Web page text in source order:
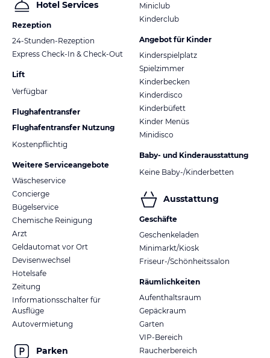
Hotel Services
Rezeption
24-Stunden-Rezeption
Express Check-In & Check-Out
Lift
Verfügbar
Flughafentransfer
Flughafentransfer Nutzung
Kostenpflichtig
Weitere Serviceangebote
Wäscheservice
Concierge
Bügelservice
Chemische Reinigung
Arzt
Geldautomat vor Ort
Devisenwechsel
Hotelsafe
Zeitung
Informationsschalter für
Ausflüge
Autovermietung
Parken
Miniclub
Kinderclub
Angebot für Kinder
Kinderspielplatz
Spielzimmer
Kinderbecken
Kinderdisco
Kinderbüfett
Kinder Menüs
Minidisco
Baby- und Kinderausstattung
Keine Baby-/Kinderbetten
Ausstattung
Geschäfte
Geschenkeladen
Minimarkt/Kiosk
Friseur-/Schönheitssalon
Räumlichkeiten
Aufenthaltsraum
Gepäckraum
Garten
VIP-Bereich
Raucherbereich